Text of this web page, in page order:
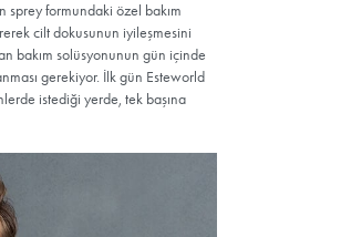
Nasıl Yapılır?
için yıkama işlemi tamamen ortadan
de köklerin ekildiği alana bakım işlemi